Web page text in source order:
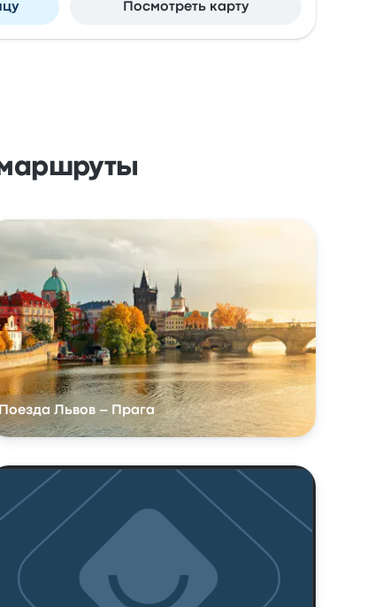
Посмотреть карту
Поезда Львов – Прага